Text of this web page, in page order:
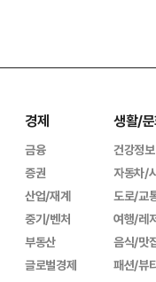
경제
금융
증권
산업/재계
중기/벤처
부동산
글로벌경제
생활/
건강정보
자동차/
도로/교
여행/레
음식/맛
패션/뷰